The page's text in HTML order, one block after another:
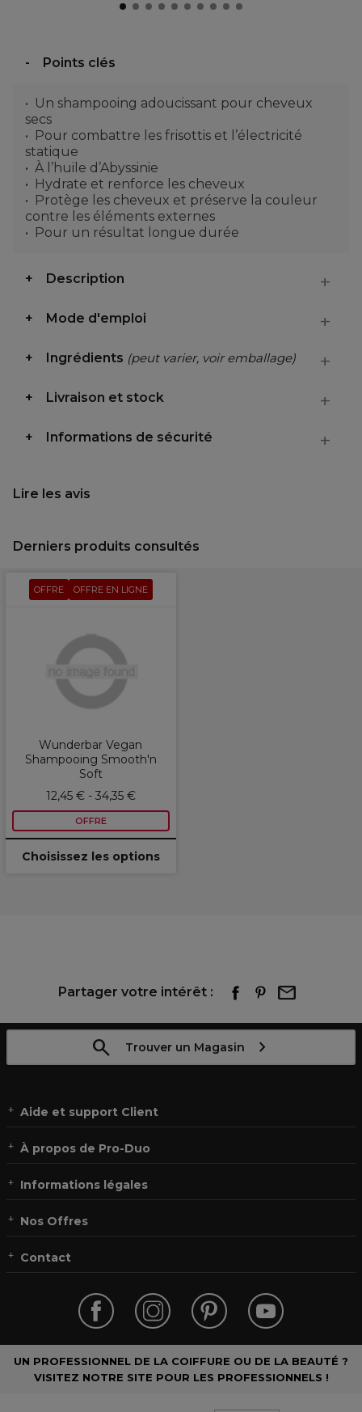
Points clés
Un shampooing adoucissant pour cheveux
secs
Pour combattre les frisottis et l’électricité
statique
À l’huile d’Abyssinie
Hydrate et renforce les cheveux
Protège les cheveux et préserve la couleur
contre les éléments externes
Pour un résultat longue durée
Description
Mode d'emploi
Ingrédients (peut varier, voir emballage)
Livraison et stock
Informations de sécurité
Lire les avis
Derniers produits consultés
OFFRE OFFRE EN LIGNE
Wunderbar Vegan
Shampooing Smooth'n
Soft
12,45 € - 34,35 €
OFFRE
Choisissez les options
Partager votre intérêt :
Trouver un Magasin
Aide et support Client
À propos de Pro-Duo
Informations légales
Nos Offres
Contact
UN PROFESSIONNEL DE LA COIFFURE OU DE LA BEAUTÉ ?
VISITEZ NOTRE SITE POUR LES PROFESSIONNELS !